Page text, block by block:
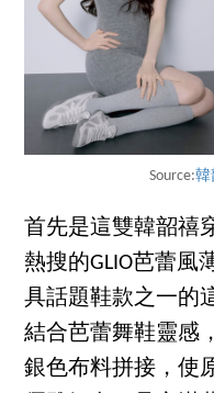
Source:韓
首先是這雙韓韶禧
熱搜的GLIO芭蕾風
具話題鞋款之一的
結合芭蕾舞鞋靈感
銀色布料拼接，使